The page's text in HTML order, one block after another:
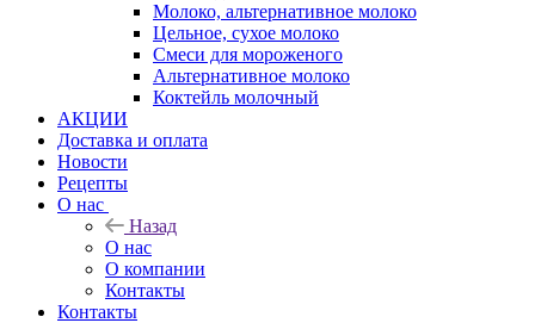
Молоко, альтернативное молоко
Цельное, сухое молоко
Смеси для мороженого
Альтернативное молоко
Коктейль молочный
АКЦИИ
Доставка и оплата
Новости
Рецепты
О нас
Назад
О нас
О компании
Контакты
Контакты